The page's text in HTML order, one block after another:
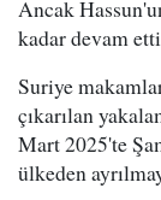
Ancak
kadar devam
Suriye
çıkarılan
Mart 2025'te
ülkeden